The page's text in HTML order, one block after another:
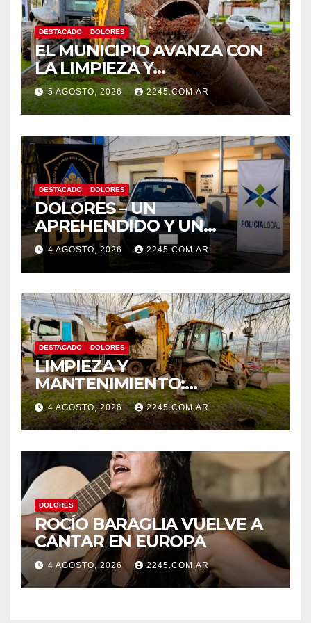
DESTACADO DOLORES
EL MUNICIPIO AVANZA CON
LA LIMPIEZA Y
MANTENIMIENTO DE
DESAGÜES
5 AGOSTO, 2026 2245.COM.AR
DESTACADO DOLORES
DOLORES – UN
APREHENDIDO Y UN
VEHÍCULO SECUESTRADO
TRAS DISPAROS Y
AMENAZAS
4 AGOSTO, 2026 2245.COM.AR
DESTACADO DOLORES
LIMPIEZA Y
MANTENIMIENTO:
CONTINÚAN LOS TRABAJOS
DE ZANJEO EN DISTINTOS
SECTORES DE LA CIUDAD
4 AGOSTO, 2026 2245.COM.AR
DOLORES
ROCÍO BARAGLIA VUELVE A
CANTAR EN EUROPA
4 AGOSTO, 2026 2245.COM.AR